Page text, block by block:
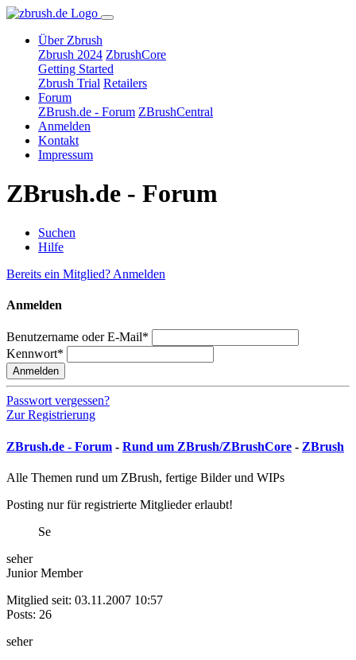
Über Zbrush
Zbrush 2024 ZbrushCore
Getting Started
Zbrush Trial Retailers
Forum
ZBrush.de - Forum ZBrushCentral
Anmelden
Kontakt
Impressum
ZBrush.de - Forum
Suchen
Hilfe
Bereits ein Mitglied? Anmelden
Anmelden
Benutzername oder E-Mail*
Kennwort*
Anmelden
Passwort vergessen?
Zur Registrierung
ZBrush.de - Forum - Rund um ZBrush/ZBrushCore - ZBrush
Alle Themen rund um ZBrush, fertige Bilder und WIPs
Posting nur für registrierte Mitglieder erlaubt!
Se
seher
Junior Member
Mitglied seit: 03.11.2007 10:57
Posts: 26
seher